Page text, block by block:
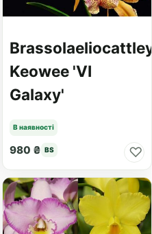
Keowee 'VI
Galaxy'
В наявності
980 ₴ BS ♡